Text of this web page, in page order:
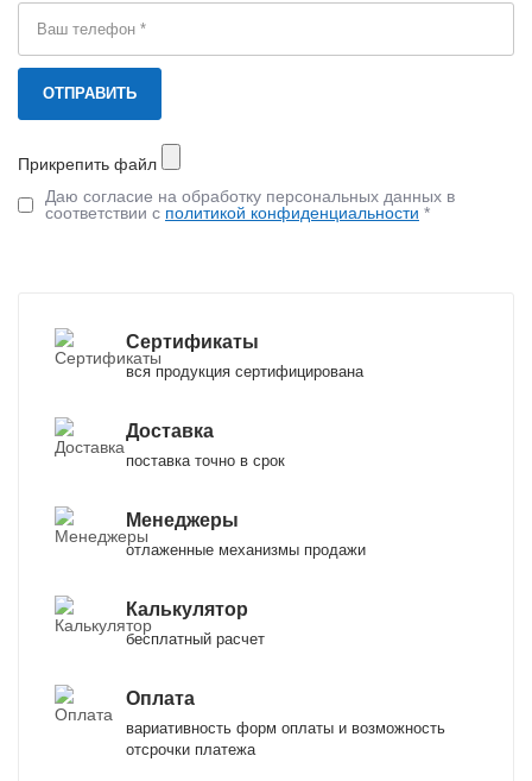
Прикрепить файл
Даю согласие на обработку персональных данных в
соответствии с политикой конфиденциальности *
Сертификаты
вся продукция сертифицирована
Доставка
поставка точно в срок
Менеджеры
отлаженные механизмы продажи
Калькулятор
бесплатный расчет
Оплата
вариативность форм оплаты и возможность
отсрочки платежа